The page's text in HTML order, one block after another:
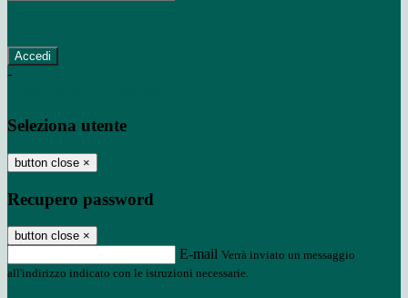
-
Seleziona utente
button close ×
Recupero password
button close ×
E-mail Verrà inviato un messaggio
all'indirizzo indicato con le istruzioni necessarie.